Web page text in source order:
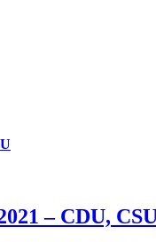
– CDU,